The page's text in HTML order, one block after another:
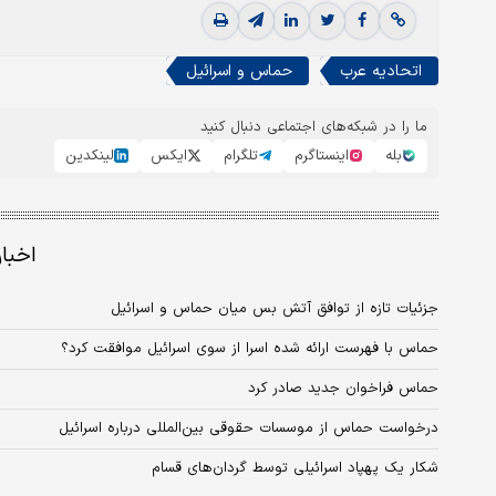
اتحادیه عرب حماس و اسرائیل
ما را در شبکه‌های اجتماعی دنبال کنید
بله
اینستاگرم تلگرام ایکس لینکدین
جزئیات تازه از توافق آتش بس میان حماس و اسرائیل
حماس با فهرست ارائه شده اسرا از سوی اسرائیل موافقت کرد؟
حماس فراخوان جدید صادر کرد
درخواست حماس از موسسات حقوقی بین‌المللی درباره اسرائیل
شکار یک پهپاد اسرائیلی توسط گردان‌های قسام